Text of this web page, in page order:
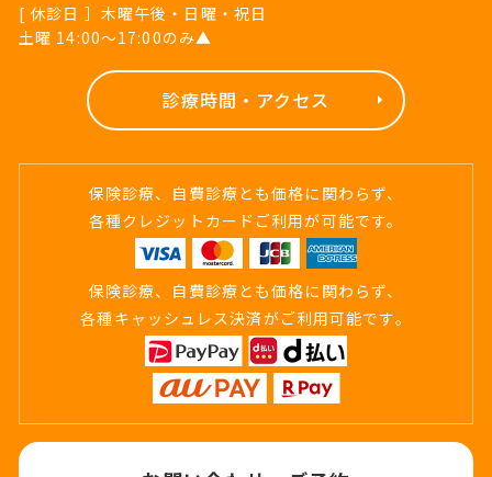
[ 休診日 ］木曜午後・日曜・祝日
土曜 14:00～17:00のみ▲
診療時間・アクセス
保険診療、自費診療とも価格に関わらず、
各種クレジットカードご利用が可能です。
保険診療、自費診療とも価格に関わらず、
各種キャッシュレス決済がご利用可能です。